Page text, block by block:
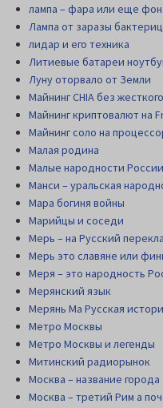
лампа – фара или еще
Лампа от заразы
лидар и его техника
Литиевые батареи
Луну оторвало от Земли
Майнинг CHIA без
Майнинг криптовалют на
Майнинг соло на
Малая родина
Малые народности России
Манси – уральская
Мара богиня войны
Марийцы и соседи
Мерь – на Русский
Мерь это славяне или
Меря – это народность
Мерянский язык
Мерянь Ма Русская
Метро Москвы
Метро Москвы и легенды
Митинский радиорынок
Москва – название города
Москва – третий Рим а